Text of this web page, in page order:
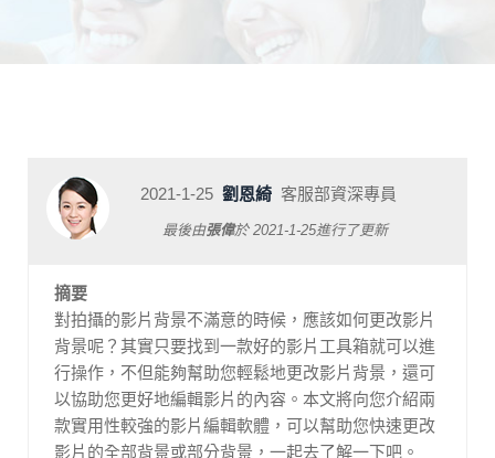
支援中心
2021-1-25 劉恩綺 客服部資深專員
最後由張偉於2021-1-25進行了更新
摘要
對拍攝的影片背景不滿意的時候，應該如何更改影片
背景呢？其實只要找到一款好的影片工具箱就可以進
行操作，不但能夠幫助您輕鬆地更改影片背景，還可
以協助您更好地編輯影片的內容。本文將向您介紹兩
款實用性較強的影片編輯軟體，可以幫助您快速更改
影片的全部背景或部分背景，一起去了解一下吧。